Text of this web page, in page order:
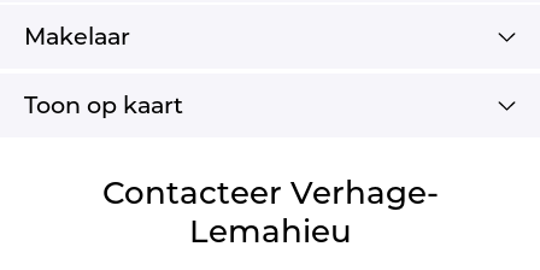
Makelaar
Toon op kaart
Contacteer Verhage-
Lemahieu